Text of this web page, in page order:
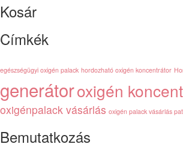
Kosár
Címkék
egészségügyi oxigén palack hordozható oxigén koncentrátor
generátoroxigén
oxigénpalack vásárlás oxigén palack vásárlás
Bemutatkozás